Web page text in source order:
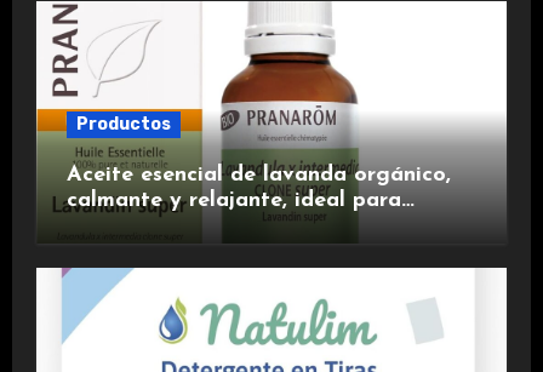
Productos
Aceite esencial de lavanda orgánico,
calmante y relajante, ideal para